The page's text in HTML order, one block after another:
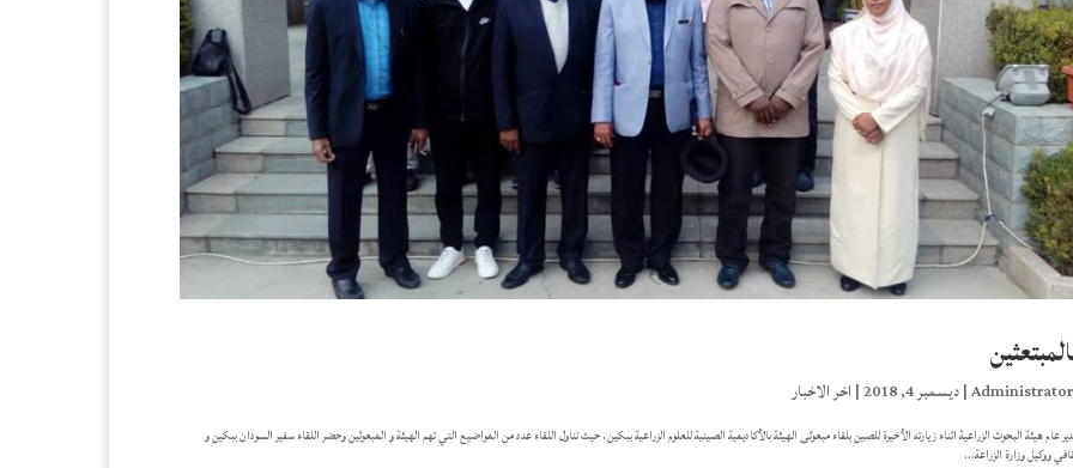
Administrator
|ديسمبر 4, 2018 |اخر الاخبار
عام هيئة البحوث الزراعية اثناء زيارته الأخيرة للصين بلقاء مبعوثى الهيئة بالأكاديمية الصينية للعلوم الزراعية ببكين، حيث تناول اللقاء عدد من المواضيع التي تهم الهيئة و المبعوثين وحضر اللقاء سفير السودان ببكين و
ووكيل وزارة الزراعة...